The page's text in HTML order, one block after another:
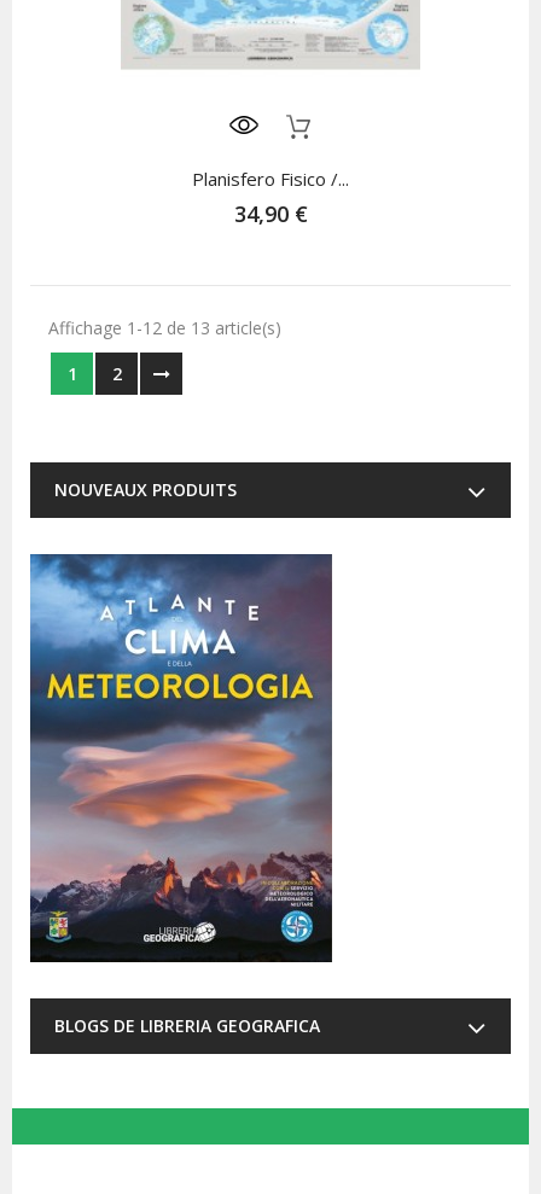
Planisfero Fisico /...
34,90 €
Affichage 1-12 de 13 article(s)
1
2
NOUVEAUX PRODUITS
BLOGS DE LIBRERIA GEOGRAFICA